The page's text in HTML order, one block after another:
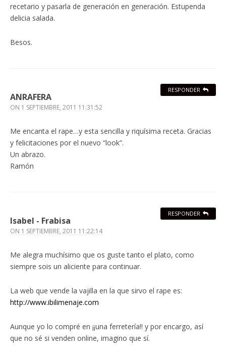
recetario y pasarla de generación en generación. Estupenda
delicia salada.
Besos.
ANRAFERA
ON 1 SEPTIEMBRE, 2011 11:31:52
Me encanta el rape…y esta sencilla y riquísima receta. Gracias
y felicitaciones por el nuevo “look”.
Un abrazo.
Ramón
RESPONDER
Isabel - Frabisa
ON 1 SEPTIEMBRE, 2011 11:22:14
Me alegra muchísimo que os guste tanto el plato, como
siempre sois un aliciente para continuar.
La web que vende la vajilla en la que sirvo el rape es:
http://www.ibilimenaje.com
Aunque yo lo compré en ¡¡una ferretería!! y por encargo, así
que no sé si venden online, imagino que sí.
RESPONDER